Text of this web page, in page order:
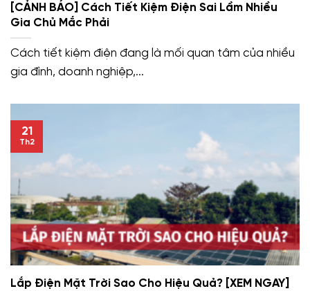
[CẢNH BÁO] Cách Tiết Kiệm Điện Sai Lầm Nhiều
Gia Chủ Mắc Phải
Cách tiết kiệm điện đang là mối quan tâm của nhiều
gia đình, doanh nghiệp,...
Lắp Điện Mặt Trời Sao Cho Hiệu Quả? [XEM NGAY]
21
Th2